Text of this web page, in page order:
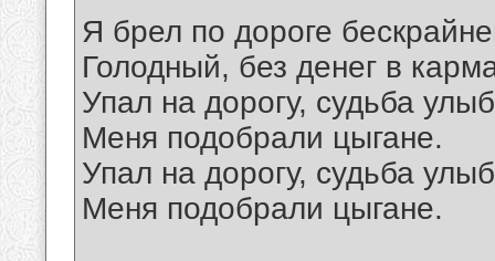
Я брел по дороге
Голодный, без денег в
Упал на дорогу, судьба
Меня подобрали цыгане.
Упал на дорогу, судьба
Меня подобрали цыгане.